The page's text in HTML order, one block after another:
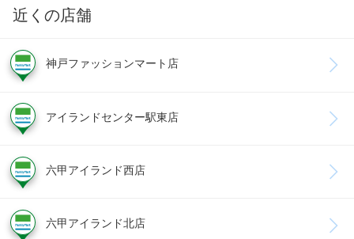
近くの店舗
神戸ファッションマート店
アイランドセンター駅東店
六甲アイランド西店
六甲アイランド北店